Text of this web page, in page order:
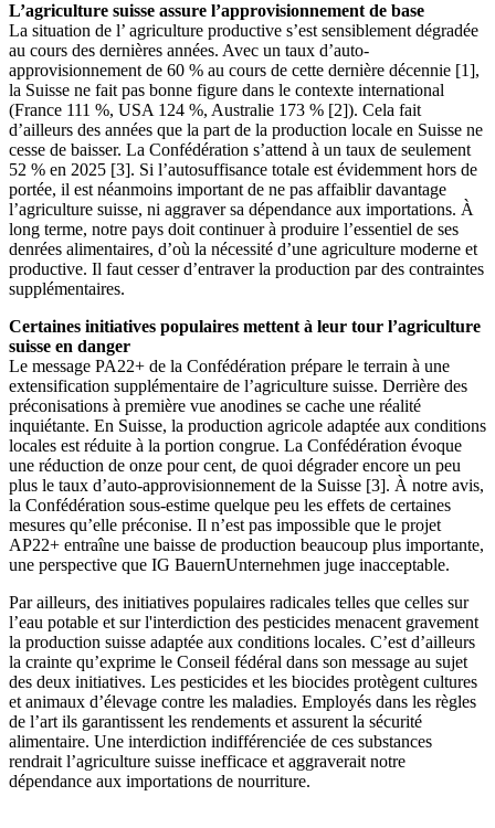
L’agriculture suisse assure l’approvisionnement de base
La situation de l’ agriculture productive s’est sensiblement dégradée
au cours des dernières années. Avec un taux d’auto-
approvisionnement de 60 % au cours de cette dernière décennie [1],
la Suisse ne fait pas bonne figure dans le contexte international
(France 111 %, USA 124 %, Australie 173 % [2]). Cela fait
d’ailleurs des années que la part de la production locale en Suisse ne
cesse de baisser. La Confédération s’attend à un taux de seulement
52 % en 2025 [3]. Si l’autosuffisance totale est évidemment hors de
portée, il est néanmoins important de ne pas affaiblir davantage
l’agriculture suisse, ni aggraver sa dépendance aux importations. À
long terme, notre pays doit continuer à produire l’essentiel de ses
denrées alimentaires, d’où la nécessité d’une agriculture moderne et
productive. Il faut cesser d’entraver la production par des contraintes
supplémentaires.
Certaines initiatives populaires mettent à leur tour l’agriculture
suisse en danger
Le message PA22+ de la Confédération prépare le terrain à une
extensification supplémentaire de l’agriculture suisse. Derrière des
préconisations à première vue anodines se cache une réalité
inquiétante. En Suisse, la production agricole adaptée aux conditions
locales est réduite à la portion congrue. La Confédération évoque
une réduction de onze pour cent, de quoi dégrader encore un peu
plus le taux d’auto-approvisionnement de la Suisse [3]. À notre avis,
la Confédération sous-estime quelque peu les effets de certaines
mesures qu’elle préconise. Il n’est pas impossible que le projet
AP22+ entraîne une baisse de production beaucoup plus importante,
une perspective que IG BauernUnternehmen juge inacceptable.
Par ailleurs, des initiatives populaires radicales telles que celles sur
l’eau potable et sur l'interdiction des pesticides menacent gravement
la production suisse adaptée aux conditions locales. C’est d’ailleurs
la crainte qu’exprime le Conseil fédéral dans son message au sujet
des deux initiatives. Les pesticides et les biocides protègent cultures
et animaux d’élevage contre les maladies. Employés dans les règles
de l’art ils garantissent les rendements et assurent la sécurité
alimentaire. Une interdiction indifférenciée de ces substances
rendrait l’agriculture suisse inefficace et aggraverait notre
dépendance aux importations de nourriture.